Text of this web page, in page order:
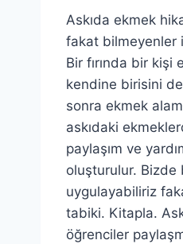
Askıda ekmek
fakat bilmeyenler
Bir fırında bir kişi
kendine birisini de
sonra ekmek
askıdaki
paylaşım ve
oluşturulur. Bizde
uygulayabiliriz
tabiki. Kitapla.
öğrenciler